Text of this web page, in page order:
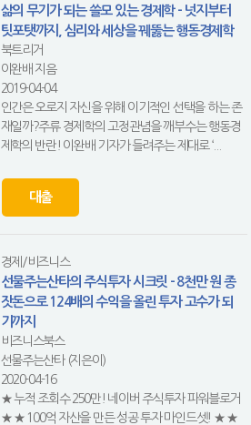
삶의 무기가 되는 쓸모 있는 경제학 - 넛지부터
팃포탯까지, 심리와 세상을 꿰뚫는 행동경제학
북트리거
이완배 지음
2019-04-04
인간은 오로지 자신을 위해 이기적인 선택을 하는 존
재일까?주류 경제학의 고정관념을 깨부수는 행동경
제학의 반란! 이완배 기자가 들려주는 제대로 ‘...
대출
경제/비즈니스
선물주는산타의 주식투자 시크릿 - 8천만 원 종
잣돈으로 124배의 수익을 올린 투자 고수가 되
기까지
비즈니스북스
선물주는산타 (지은이)
2020-04-16
★ 누적 조회수 250만! 네이버 주식투자 파워블로거
★ ★ 100억 자산을 만든 성공 투자 마인드셋! ★ ★